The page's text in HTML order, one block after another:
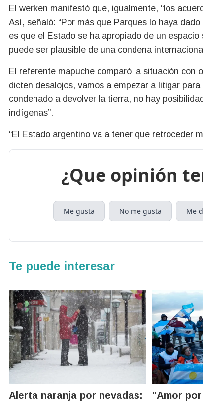
El werken manifestó que, igualmente, “los
Así, señaló: “Por más que Parques lo haya
es que el Estado se ha apropiado de un espacio
puede ser plausible de una condena
El referente mapuche comparó la situación con
dicten desalojos, vamos a empezar a litigar
condenado a devolver la tierra, no hay
indígenas”.
“El Estado argentino va a tener que retroceder
¿Que opinión
Me gusta No me gusta Me
Te puede interesar
Alerta naranja por nevadas:
"Amor